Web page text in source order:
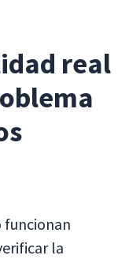
real
funcionan
la